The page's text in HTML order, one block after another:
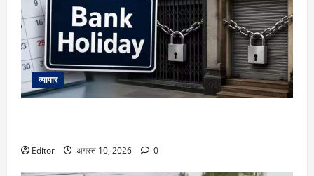
व्यापार
Editor अगस्त 10, 2026 0